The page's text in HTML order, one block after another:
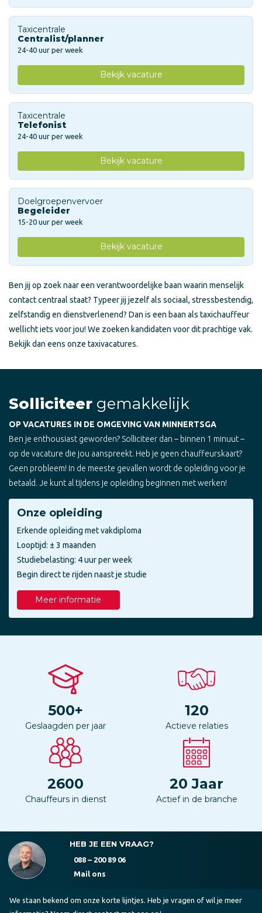
Taxicentrale
Centralist/planner
24-40 uur per week
Bekijk vacature
Taxicentrale
Telefonist
24-40 uur per week
Bekijk vacature
Doelgroepenvervoer
Begeleider
15-20 uur per week
Bekijk vacature
Ben jij op zoek naar een verantwoordelijke baan waarin menselijk
contact centraal staat? Typeer jij jezelf als sociaal, stressbestendig,
zelfstandig en dienstverlenend? Dan is een baan als taxichauffeur
wellicht iets voor jou! We zoeken kandidaten voor dit prachtige vak.
Bekijk dan eens onze taxivacatures.
Solliciteer gemakkelijk
OP VACATURES IN DE OMGEVING VAN MINNERTSGA
Ben je enthousiast geworden? Solliciteer dan – binnen 1 minuut –
op de vacature die jou aanspreekt. Heb je geen chauffeurskaart?
Geen probleem! In de meeste gevallen wordt de opleiding voor je
betaald. Je kunt al tijdens je opleiding beginnen met werken!
Onze opleiding
Erkende opleiding met vakdiploma
Looptijd: ± 3 maanden
Studiebelasting: 4 uur per week
Begin direct te rijden naast je studie
Meer informatie
500+
Geslaagden per jaar
120
Actieve relaties
2600
Chauffeurs in dienst
20 Jaar
Actief in de branche
HEB JE EEN VRAAG?
088 – 200 89 06
Mail ons
We staan bekend om onze korte lijntjes. Heb je vragen of wil je meer